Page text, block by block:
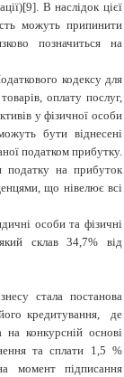
В наслідок цієї
можуть припинити
позначиться на
кодексу для
оплату послуг,
у фізичної особи
бути віднесені
податком прибутку.
податку на прибуток
що нівелює всі
особи та фізичні
склав 34,7% від
стала постанова
кредитування, де
на конкурсній основі
та сплати 1,5 %
момент підписання